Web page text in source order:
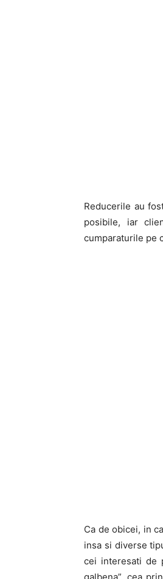
Reducerile au
posibile, iar
cumparaturile pe
Ca de obicei, in
insa si diverse
cei interesati de